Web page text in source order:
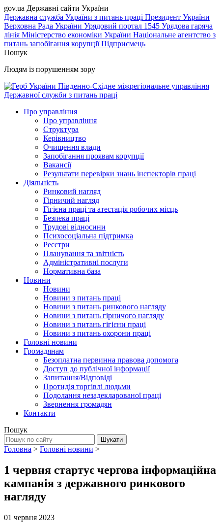
gov.ua Державні сайти України
Державна служба України з питань праці Президент України
Верховна Рада України Урядовий портал 1545 Урядова гаряча
лінія Міністерство економіки України Національне агентство з
питань запобігання корупціїПідприємець
Пошук
Людям із порушенням зору
Південно-Східне міжрегіональне управління
Державної служби з питань праці
Про управління
Про управління
Структура
Керівництво
Очищення влади
Запобігання проявам корупції
Вакансії
Результати перевірки знань інспекторів праці
Діяльність
Ринковий нагляд
Гірничий нагляд
Гігієна праці та атестація робочих місць
Безпека праці
Трудові відносини
Психосоціальна підтримка
Реєстри
Планування та звітність
Адміністративні послуги
Нормативна база
Новини
Новини
Новини з питань праці
Новини з питань ринкового нагляду
Новини з питань гірничого нагляду
Новини з питань гігієни праці
Новини з питань охорони праці
Головні новини
Громадянам
Безоплатна первинна правова допомога
Доступ до публічної інформації
Запитання/Відповіді
Протидія торгівлі людьми
Подолання незадекларованої праці
Звернення громадян
Контакти
Пошук
Головна > Головні новини >
1 червня стартує чергова інформаційна
кампанія з державного ринкового
нагляду
01 червня 2023